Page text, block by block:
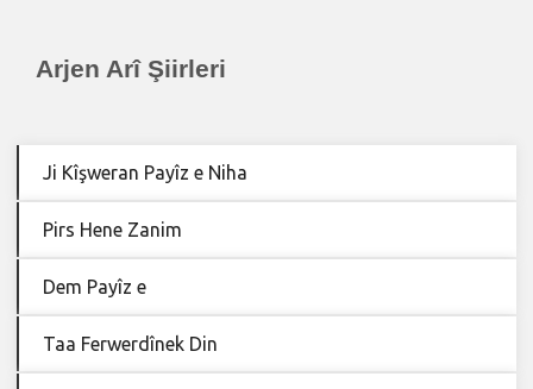
Arjen Arî Şiirleri
Ji Kîşweran Payîz e Niha
Pirs Hene Zanim
Dem Payîz e
Taa Ferwerdînek Din